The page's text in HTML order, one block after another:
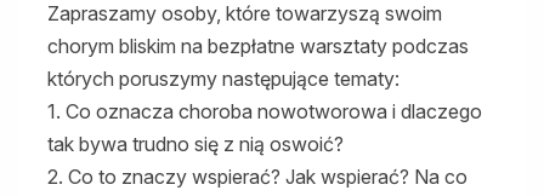
Zapraszamy osoby, które towarzyszą swoim
chorym bliskim na bezpłatne warsztaty podczas
których poruszymy następujące tematy:
1. Co oznacza choroba nowotworowa i dlaczego
tak bywa trudno się z nią oswoić?
2. Co to znaczy wspierać? Jak wspierać? Na co